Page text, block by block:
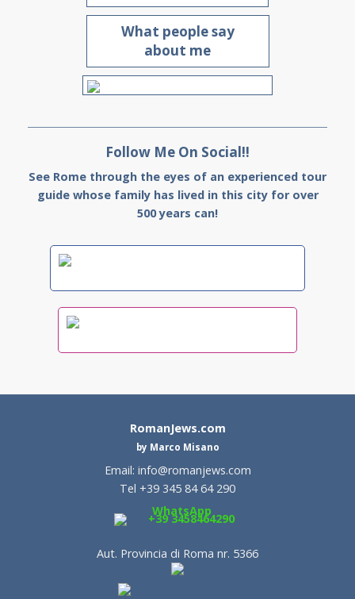
What people say
about me
Follow Me On Social!!
See Rome through the eyes of an experienced tour
guide whose family has lived in this city for over
500 years can!
RomanJews.com
by Marco Misano
Email: info@romanjews.com
Tel +39 345 84 64 290
WhatsApp
+39 3458464290
Aut. Provincia di Roma nr. 5366